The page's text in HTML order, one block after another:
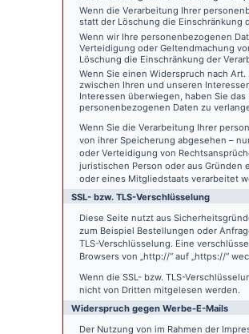
Wenn die Verarbeitung Ihrer
statt der Löschung die Einschränkung
Wenn wir Ihre personenbezogenen
Verteidigung oder Geltendmachung
Löschung die Einschränkung der
Wenn Sie einen Widerspruch nach
zwischen Ihren und unseren
Interessen überwiegen, haben Sie
personenbezogenen Daten zu
Wenn Sie die Verarbeitung Ihrer
von ihrer Speicherung abgesehen –
oder Verteidigung von
juristischen Person oder aus
oder eines Mitgliedstaats verarbeitet
SSL- bzw. TLS-Verschlüsselung
Diese Seite nutzt aus
zum Beispiel Bestellungen oder
TLS-Verschlüsselung. Eine
Browsers von „http://“ auf „https://“
Wenn die SSL- bzw. TLS-
nicht von Dritten mitgelesen werden.
Widerspruch gegen Werbe-E-Mails
Der Nutzung von im Rahmen der